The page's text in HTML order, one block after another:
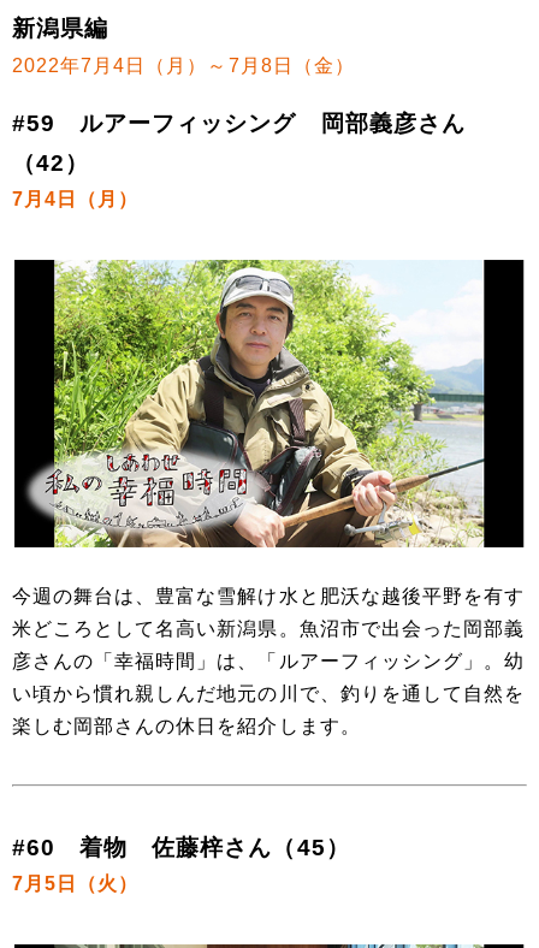
新潟県編
2022年7月4日（月）～7月8日（金）
#59 ルアーフィッシング 岡部義彦さん
（42）
7月4日（月）
今週の舞台は、豊富な雪解け水と肥沃な越後平野を有す
米どころとして名高い新潟県。魚沼市で出会った岡部義
彦さんの「幸福時間」は、「ルアーフィッシング」。幼
い頃から慣れ親しんだ地元の川で、釣りを通して自然を
楽しむ岡部さんの休日を紹介します。
#60 着物 佐藤梓さん（45）
7月5日（火）